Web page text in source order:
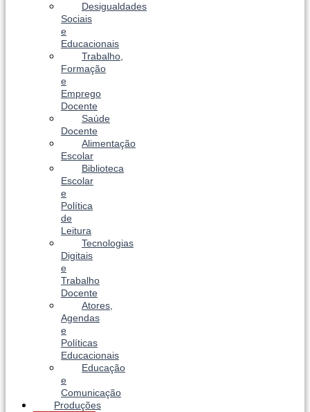
Desigualdades
Sociais
e
Educacionais
Trabalho,
Formação
e
Emprego
Docente
Saúde
Docente
Alimentação
Escolar
Biblioteca
Escolar
e
Política
de
Leitura
Tecnologias
Digitais
e
Trabalho
Docente
Atores,
Agendas
e
Políticas
Educacionais
Educação
e
Comunicação
Produções